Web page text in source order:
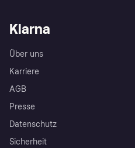
Klarna
Über uns
Karriere
AGB
Presse
Datenschutz
Sicherheit